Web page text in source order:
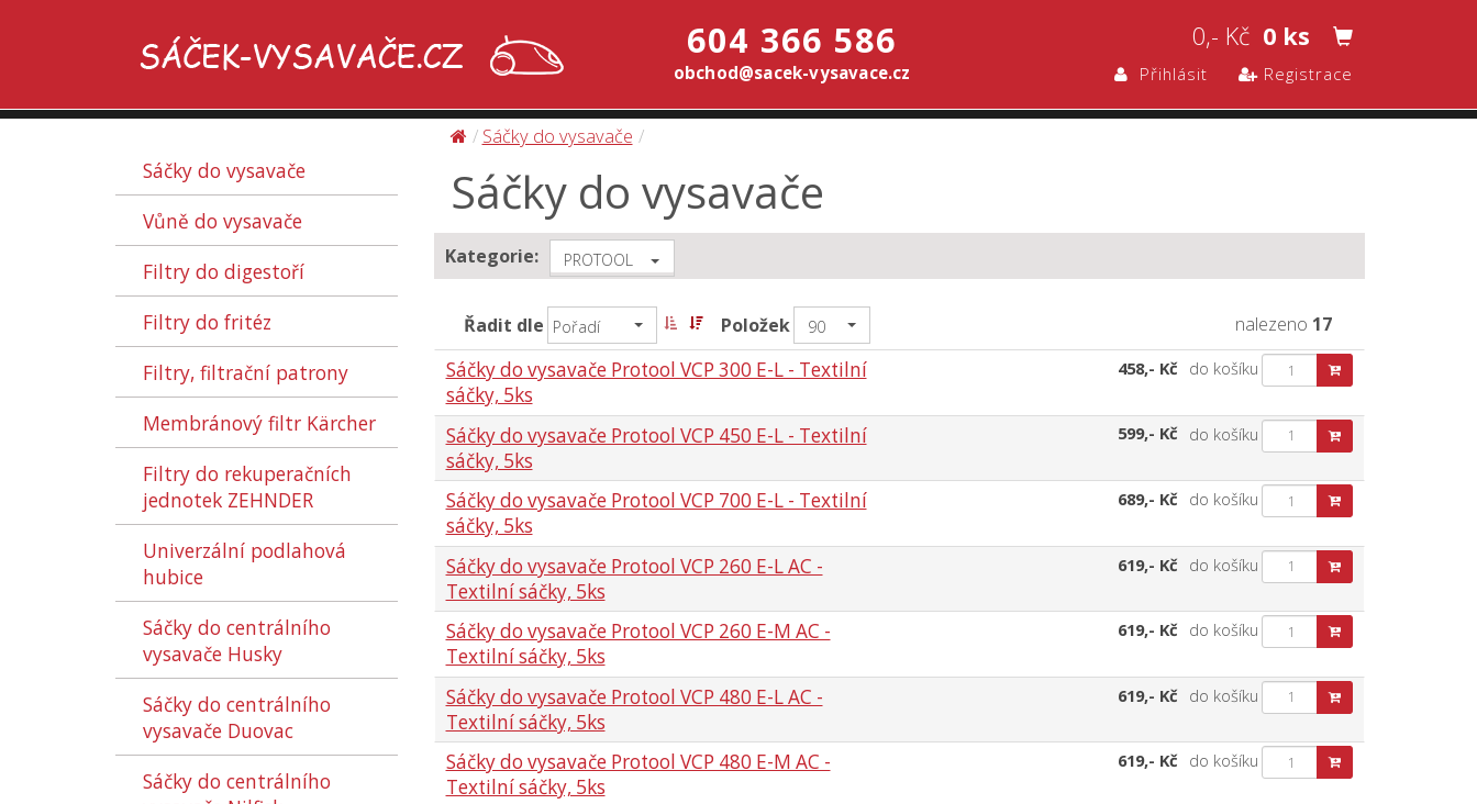
604 366 586
obchod@sacek-vysavace.cz
0,- Kč 0 ks
Přihlásit Registrace
Sáčky do vysavače
Vůně do vysavače
Filtry do digestoří
Filtry do fritéz
Filtry, filtrační patrony
Membránový filtr Kärcher
Filtry do rekuperačních
jednotek ZEHNDER
Univerzální podlahová
hubice
Sáčky do centrálního
vysavače Husky
Sáčky do centrálního
vysavače Duovac
Sáčky do centrálního
Sáčky do vysavače
Sáčky do vysavače
Kategorie: PROTOOL
Řadit dle Pořadí Položek 90 nalezeno 17
Sáčky do vysavače Protool VCP 300 E-L - Textilní
sáčky, 5ks
458,- Kč do košíku
Sáčky do vysavače Protool VCP 450 E-L - Textilní
sáčky, 5ks
599,- Kč do košíku
Sáčky do vysavače Protool VCP 700 E-L - Textilní
sáčky, 5ks
689,- Kč do košíku
Sáčky do vysavače Protool VCP 260 E-L AC -
Textilní sáčky, 5ks
619,- Kč do košíku
Sáčky do vysavače Protool VCP 260 E-M AC -
Textilní sáčky, 5ks
619,- Kč do košíku
Sáčky do vysavače Protool VCP 480 E-L AC -
Textilní sáčky, 5ks
619,- Kč do košíku
Sáčky do vysavače Protool VCP 480 E-M AC -
Textilní sáčky, 5ks
619,- Kč do košíku